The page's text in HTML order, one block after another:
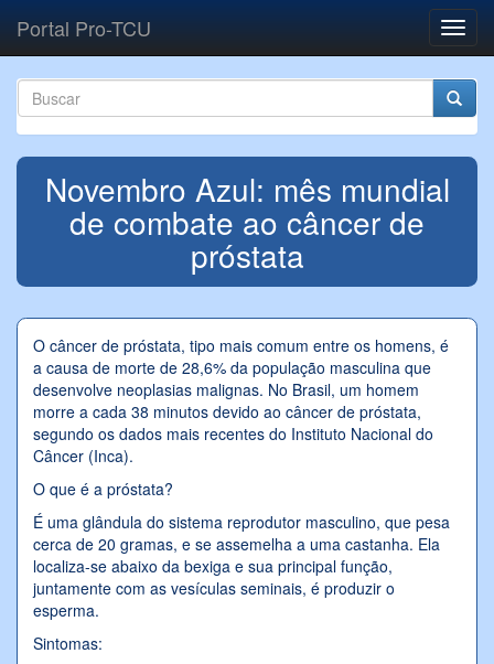
Portal Pro-TCU
Formulário de busca
Buscar
Novembro Azul: mês mundial
de combate ao câncer de
próstata
O câncer de próstata, tipo mais comum entre os homens, é
a causa de morte de 28,6% da população masculina que
desenvolve neoplasias malignas. No Brasil, um homem
morre a cada 38 minutos devido ao câncer de próstata,
segundo os dados mais recentes do Instituto Nacional do
Câncer (Inca).
O que é a próstata?
É uma glândula do sistema reprodutor masculino, que pesa
cerca de 20 gramas, e se assemelha a uma castanha. Ela
localiza-se abaixo da bexiga e sua principal função,
juntamente com as vesículas seminais, é produzir o
esperma.
Sintomas: